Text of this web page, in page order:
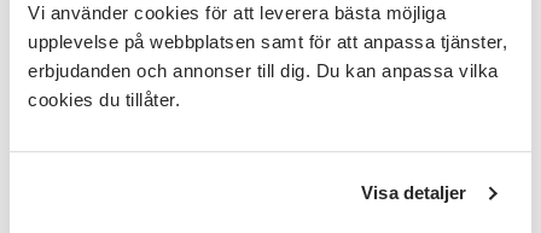
Vi använder cookies för att leverera bästa möjliga
upplevelse på webbplatsen samt för att anpassa tjänster,
erbjudanden och annonser till dig. Du kan anpassa vilka
cookies du tillåter.
Visa detaljer
Utvecklingsmöjligheter
För dig som vill gå vidare finns många olika
virkkurser där ni lär er många olika mönster och
Kom ihåg att lämna ditt mobilnummer och din e-